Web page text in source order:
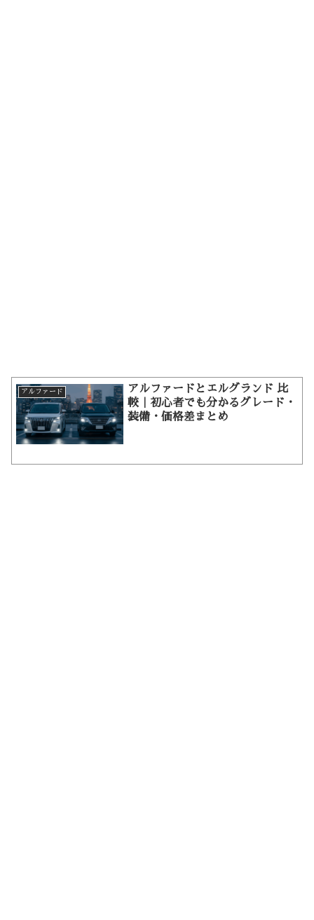
アルファード
アルファードとエルグランド 比
較｜初心者でも分かるグレード・
装備・価格差まとめ